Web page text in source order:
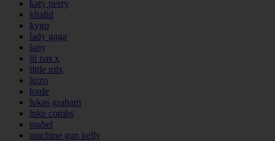
katy perry
khalid
kygo
lady gaga
lany
lil nas x
little mix
lizzo
lorde
lukas graham
luke combs
mabel
machine gun kelly